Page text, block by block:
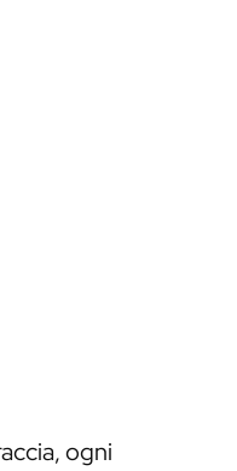
ogni